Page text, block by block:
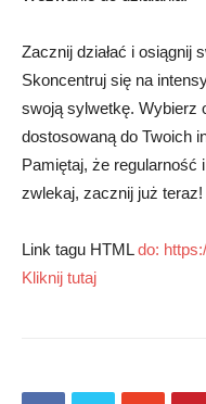
Zacznij działać i osiągnij
Skoncentruj się na
swoją sylwetkę. Wybierz
dostosowaną do Twoich
Pamiętaj, że regularność
zwlekaj, zacznij już teraz!
Link tagu HTMLdo:
Kliknij tutaj